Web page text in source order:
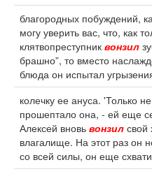
благородных побуждений,
могу уверить вас, что, как
клятвопреступник вонзил
брашно”, то вместо
блюда он испытал
колечку ее ануса. 'Только
прошептало она, - ей еще
Алексей вновь вонзил свой
влагалище. На этот раз он
со всей силы, он еще